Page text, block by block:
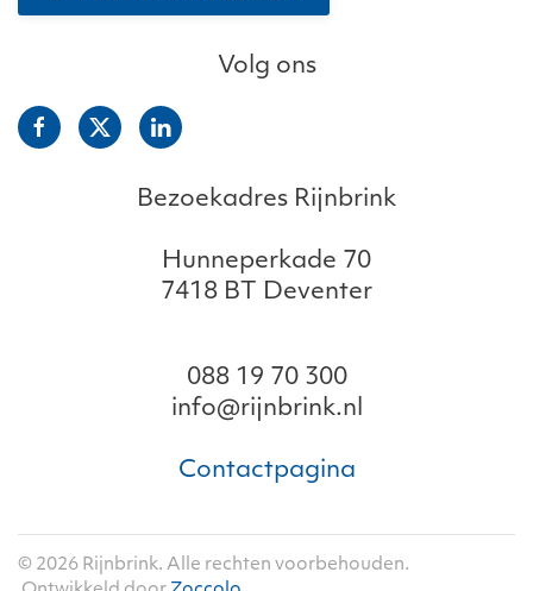
Volg ons
Bezoekadres Rijnbrink
Hunneperkade 70
7418 BT Deventer
088 19 70 300
info@rijnbrink.nl
Contactpagina
© 2026 Rijnbrink. Alle rechten voorbehouden.